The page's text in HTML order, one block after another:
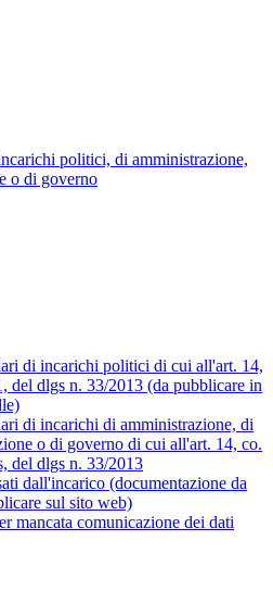
politici, di amministrazione,
o di governo
di incarichi politici di cui all'art. 14,
del dlgs n. 33/2013 (da pubblicare in
di incarichi di amministrazione, di
o di governo di cui all'art. 14, co.
del dlgs n. 33/2013
dall'incarico (documentazione da
sul sito web)
mancata comunicazione dei dati